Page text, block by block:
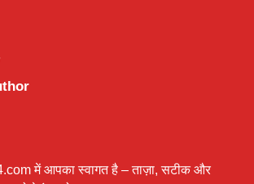
में आपका स्वागत है – ताज़ा, सटीक और